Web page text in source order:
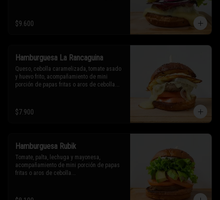
* Los ingredientes no son intercambiables.
Sólo puedes solicitar eliminar un
$9.600
Hamburguesa La Rancaguina
Queso, cebolla caramelizada, tomate asado
y huevo frito, acompañamiento de mini
porción de papas fritas o aros de cebolla.
Sólo puedes solicitar eliminar un
ingrediente.
$7.900
Hamburguesa Rubik
Tomate, palta, lechuga y mayonesa,
acompañamiento de mini porción de papas
fritas o aros de cebolla.
* Los ingredientes no son intercambiables.